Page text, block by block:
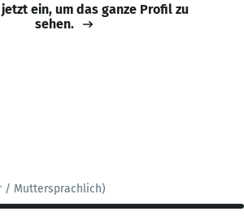
jetzt ein, um das ganze Profil zu
sehen.
/ Muttersprachlich)